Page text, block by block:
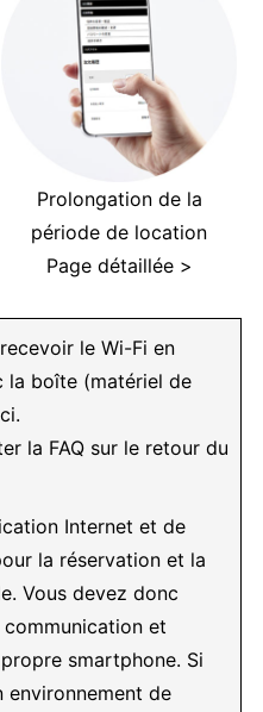
Prolongation de la
période de location
Page détaillée >
le Wi-Fi en
la boîte (matériel de
la FAQ sur le retour du
Internet et de
la réservation et la
Vous devez donc
et
smartphone. Si
environnement de